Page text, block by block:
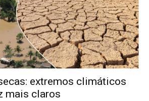
extremos climáticos
mais claros